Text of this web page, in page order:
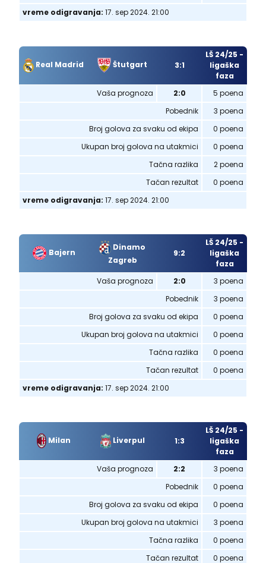
vreme odigravanja: 17. sep 2024. 21:00
Real Madrid Štutgart 3:1
LŠ 24/25 -
ligaška
faza
Vaša prognoza
2:0
5 poena
Pobednik
3 poena
Broj golova za svaku od ekipa
0 poena
Ukupan broj golova na utakmici
0 poena
Tačna razlika
2 poena
Tačan rezultat
0 poena
vreme odigravanja: 17. sep 2024. 21:00
Bajern
Dinamo
Zagreb
9:2
LŠ 24/25 -
ligaška
faza
Vaša prognoza
2:0
3 poena
Pobednik
3 poena
Broj golova za svaku od ekipa
0 poena
Ukupan broj golova na utakmici
0 poena
Tačna razlika
0 poena
Tačan rezultat
0 poena
vreme odigravanja: 17. sep 2024. 21:00
Milan Liverpul 1:3
LŠ 24/25 -
ligaška
faza
Vaša prognoza
2:2
3 poena
Pobednik
0 poena
Broj golova za svaku od ekipa
0 poena
Ukupan broj golova na utakmici
3 poena
Tačna razlika
0 poena
Tačan rezultat
0 poena